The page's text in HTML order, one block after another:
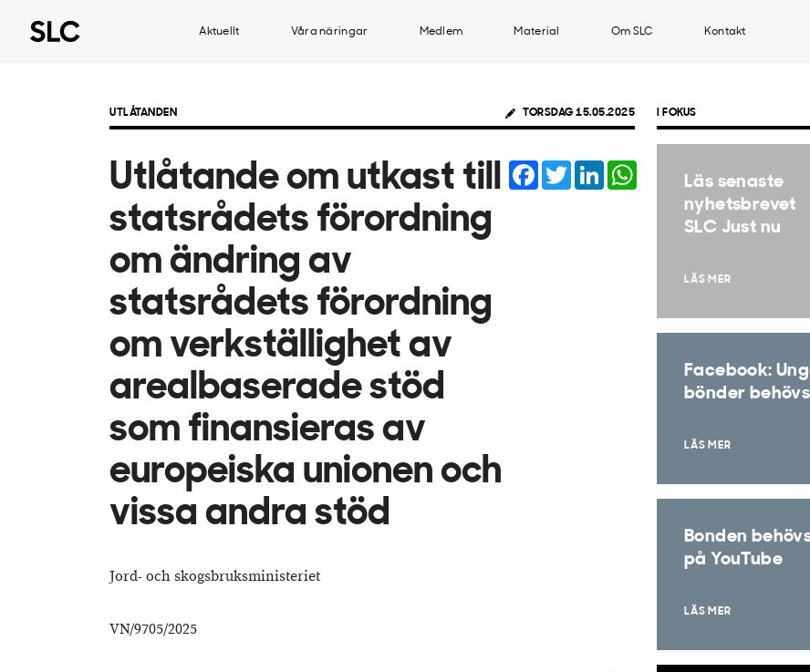
Aktuellt Våra näringar Medlem Material Om SLC Kontakt
UTLÅTANDEN TORSDAG 15.05.2025
Utlåtande om utkast till
statsrådets förordning
om ändring av
statsrådets förordning
om verkställighet av
arealbaserade stöd
som finansieras av
europeiska unionen och
vissa andra stöd
Facebook
TwitterLinkedIn
Jord- och skogsbruksministeriet
VN/9705/2025
I FOKUS
Läs senaste
nyhetsbrevet
SLC Just nu
LÄS MER
Facebook:
bönder
LÄS MER
Bonden
på YouTube
LÄS MER